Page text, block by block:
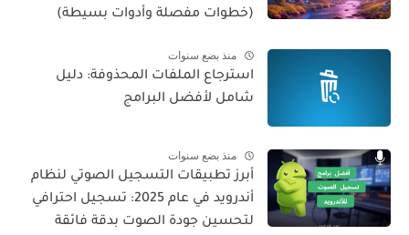
(خطوات مفصلة وأدوات بسيطة)
منذ بضع سنوات
استرجاع الملفات المحذوفة: دليل
شامل لأفضل البرامج
منذ بضع سنوات
أبرز تطبيقات التسجيل الصوتي لنظام
أندرويد في عام 2025: تسجيل احترافي
لتحسين جودة الصوت بدقة فائقة